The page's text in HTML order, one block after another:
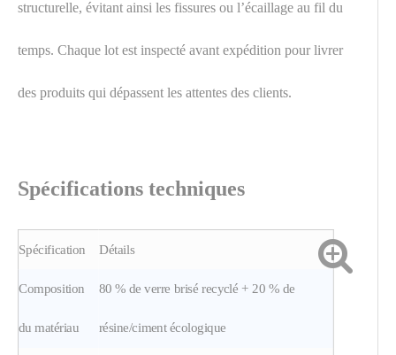
structurelle, évitant ainsi les fissures ou l’écaillage au fil du
temps. Chaque lot est inspecté avant expédition pour livrer
des produits qui dépassent les attentes des clients.
Spécifications techniques
Spécification Détails
Composition
du matériau
80 % de verre brisé recyclé + 20 % de
résine/ciment écologique